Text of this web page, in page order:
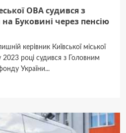
ОВА судився з
Буковині через пенсію
керівник Київської міської
2023 році судився з Головним
України...